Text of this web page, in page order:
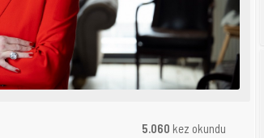
5.060 kez okundu